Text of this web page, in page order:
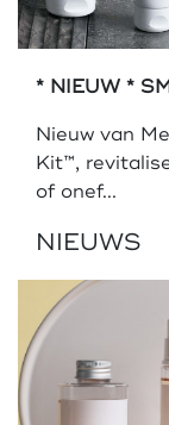
* NIEUW *
Nieuw van
Kit™,
of onef...
NIEUWS